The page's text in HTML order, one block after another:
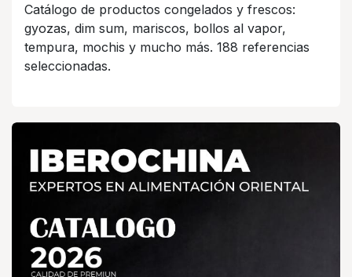
Catálogo de productos congelados y frescos:
gyozas, dim sum, mariscos, bollos al vapor,
tempura, mochis y mucho más. 188 referencias
seleccionadas.